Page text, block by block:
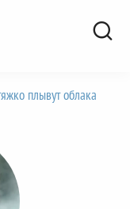
плывут облака